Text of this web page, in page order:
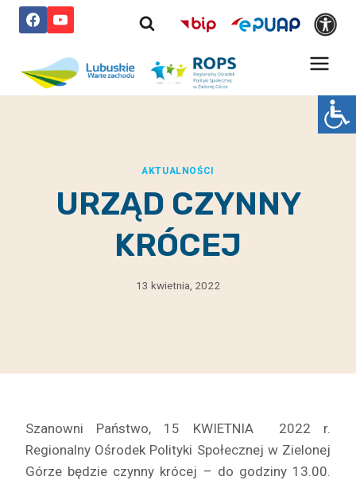
Przejdź
AKTUALNOŚCI
URZĄD CZYNNY
KRÓCEJ
13 kwietnia, 2022
Szanowni Państwo, 15 KWIETNIA 2022 r.
Regionalny Ośrodek Polityki Społecznej w Zielonej
Górze będzie czynny krócej – do godziny 13.00.